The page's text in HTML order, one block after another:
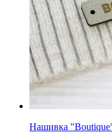
Нашивка